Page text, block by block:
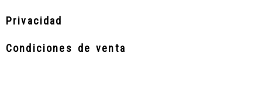
Privacidad
Condiciones de venta